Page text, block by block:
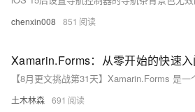
chenxin008 851
土木林森 691